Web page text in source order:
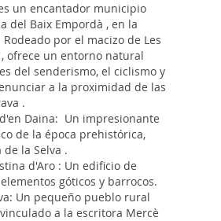
un encantador municipio
del Baix Empordà , en la
por el macizo de Les
ofrece un entorno natural
del senderismo, el ciclismo y
a la proximidad de las
.
Daina: Un impresionante
de la época prehistórica,
la Selva .
d'Aro : Un edificio de
góticos y barrocos.
Un pequeño pueblo rural
a la escritora Mercè